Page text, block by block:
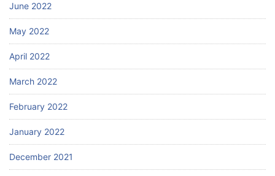
June 2022
May 2022
April 2022
March 2022
February 2022
January 2022
December 2021